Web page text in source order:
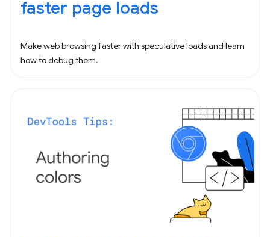
faster page loads
Make web browsing faster with speculative loads and learn
how to debug them.